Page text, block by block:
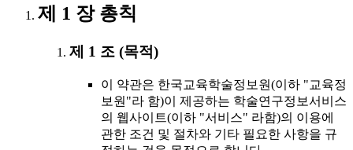
제 1 장 총칙
제 1 조 (목적)
이 약관은 한국교육학술정보원(이하 "교육정
보원"라 함)이 제공하는 학술연구정보서비스
의 웹사이트(이하 "서비스" 라함)의 이용에
관한 조건 및 절차와 기타 필요한 사항을 규